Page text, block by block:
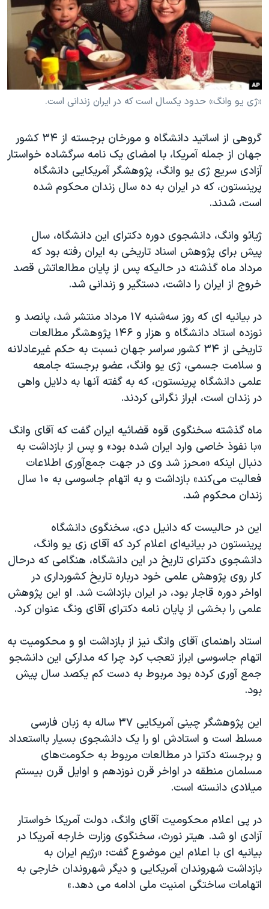
فرهنگ و زندگی
حقوق شهروندی
اقتصادی
علم و فناوری
اسرائیل در جنگ
آرشیو پخش زنده
انتخابات ریاست جمهوری آمریکا ۲۰۲۴
حمله جمهوری اسلامی به اسرائیل
رمز مهسا
ورزش زنان در ایران
مجموعه مستندهای دادخواهی
تریبونال مردمی آبان ۹۸
دادگاه حمید نوری
چهل سال گروگان‌گیری
اعتراضات مردمی آبان ۹۸
اسرائیل در جنگ
نرگس محمدی برنده جایزه نوبل صلح
همایش محافظه‌کاران آمریکا «سی‌پک»
صفحه‌های ویژه
سفر پرزیدنت ترامپ به چین
دنبال کنید
زبانهای مختلف
«ژی یو وانگ» حدود یکسال است که در ایران زندانی است.
گروهی از اساتید دانشگاه و مورخان برجسته از ۳۴ کشور
جهان از جمله آمریکا، با امضای یک نامه سرگشاده خواستار
آزادی سریع ژی یو وانگ، پژوهشگر آمریکایی دانشگاه
پرینستون، که در ایران به ده سال زندان محکوم شده
است، شدند.
ژیائو وانگ، دانشجوی دوره دکترای این دانشگاه، سال
پیش برای پژوهش اسناد تاریخی به ایران رفته بود که
مرداد ماه گذشته در حالیکه پس از پایان مطالعاتش قصد
خروج از ایران را داشت، دستگیر و زندانی شد.
در بیانیه ای که روز سه‌شنبه ۱۷ مرداد منتشر شد، پانصد و
نوزده استاد دانشگاه و هزار و ۱۴۶ پژوهشگر مطالعات
تاریخی از ۳۴ کشور سراسر جهان نسبت به حکم غیرعادلانه
و سلامت جسمی، ژی یو وانگ، عضو برجسته جامعه
علمی دانشگاه پرینستون، که به گفته آنها به دلایل واهی
در زندان است، ابراز نگرانی کردند.
ماه گذشته سخنگوی قوه قضائیه ایران گفت که آقای وانگ
«با نفوذ خاصی وارد ایران شده بود» و پس از بازداشت به
دنبال اینکه «محرز شد وی در جهت جمع‌آوری اطلاعات
فعالیت می‌کند» بازداشت و به اتهام جاسوسی به ۱۰ سال
زندان محکوم شد.
این در حالیست که دانیل دی، سخنگوی دانشگاه
پرینستون در بیانیه‌ای اعلام کرد که آقای زی یو وانگ،
دانشجوی دکترای تاریخ در این دانشگاه، هنگامی که درحال
کار روی پژوهش علمی خود درباره تاریخ کشورداری در
اواخر دوره قاجار بود، در ایران بازداشت شد. او این پژوهش
علمی را بخشی از پایان نامه دکترای آقای ونگ عنوان کرد.
استاد راهنمای آقای وانگ نیز از بازداشت او و محکومیت به
اتهام جاسوسی ابراز تعجب کرد چرا که مدارکی این دانشجو
جمع آوری کرده بود مربوط به دست کم یکصد سال پیش
بود.
این پژوهشگر چینی آمریکایی ۳۷ ساله به زبان فارسی
مسلط است و استادش او را یک دانشجوی بسیار بااستعداد
و برجسته دکترا در مطالعات مربوط به حکومت‌های
مسلمان منطقه در اواخر قرن نوزدهم و اوایل قرن بیستم
میلادی دانسته است.
در پی اعلام محکومیت آقای وانگ، دولت آمریکا خواستار
آزادی او شد. هیتر نورث، سخنگوی وزارت خارجه آمریکا در
بیانیه ای با اعلام این موضوع گفت: «رژیم ایران به
بازداشت شهروندان آمریکایی و دیگر شهروندان خارجی به
اتهامات ساختگی امنیت ملی ادامه می دهد.»